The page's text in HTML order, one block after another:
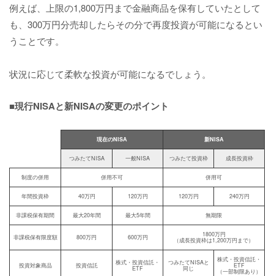
例えば、上限の1,800万円まで金融商品を保有していたとして
も、300万円分売却したらその分で再度投資が可能になるとい
うことです。
状況に応じて柔軟な投資が可能になるでしょう。
■現行NISAと新NISAの変更のポイント
現在のNISA 新NISA
つみたてNISA 一般NISA つみたて投資枠 成長投資枠
制度の併用 併用不可 併用可
年間投資枠 40万円 120万円 120万円 240万円
非課税保有期間 最大20年間 最大5年間 無期限
非課税保有限度額 800万円 600万円 1800万円
（成長投資枠は1,200万円まで）
投資対象商品 投資信託 株式・投資信託・
ETF
つみたてNISAと
同じ
株式・投資信託・
ETF
（一部制限あり）